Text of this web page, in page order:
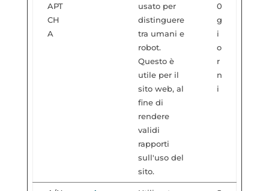
APT
CH
A
usato per
distinguere
tra umani e
robot.
Questo è
utile per il
sito web, al
fine di
rendere
validi
rapporti
sull'uso del
sito.
0
g
i
o
r
n
i